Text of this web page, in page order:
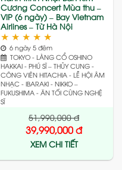
Cương Concert Mùa thu –
VIP (6 ngày) – Bay Vietnam
Airlines – Từ Hà Nội
★ ★ ★ ★ ★
6 ngày 5 đêm
TOKYO - LÀNG CỔ OSHINO
HAKKAI - PHÚ SĨ – THỦY CUNG -
CÔNG VIÊN HITACHIA - LỄ HỘI ÂM
NHẠC - IBARAKI - NIKKO –
FUKUSHIMA - ĂN TỐI CÙNG NGHỆ
SĨ
51,990,000đ
39,990,000đ
XEM CHI TIẾT